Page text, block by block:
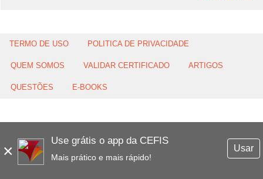
×
Use grátis o app da CEFIS
Mais prático e mais rápido!
Usar
TERMO DE USO POLITICA DE PRIVACIDADE
QUEM SOMOS VALIDAR CERTIFICADO ARTIGOS
QUESTÕES E-BOOKS